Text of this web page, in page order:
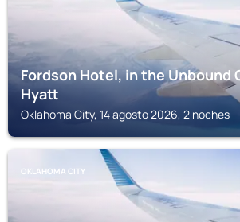
Fordson Hotel, in the Unbound
Hyatt
Oklahoma City, 14 agosto 2026, 2 noches
OKLAHOMA CITY